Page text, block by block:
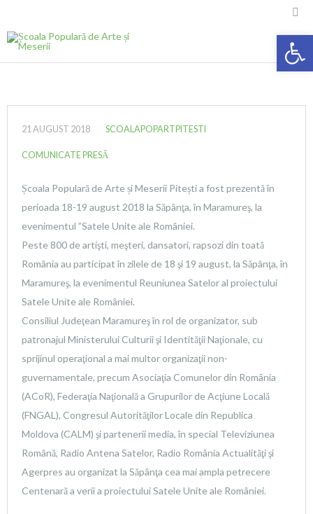

21 AUGUST 2018 SCOALAPOPARTPITESTI
COMUNICATE PRESĂ
Școala Populară de Arte și Meserii Pitești a fost prezentă în
perioada 18-19 august 2018 la Săpânţa, în Maramureş, la
evenimentul ”Satele Unite ale României.
Peste 800 de artişti, meşteri, dansatori, rapsozi din toată
România au participat în zilele de 18 şi 19 august, la Săpânţa, în
Maramureş, la evenimentul Reuniunea Satelor al proiectului
Satele Unite ale României.
Consiliul Judeţean Maramureş în rol de organizator, sub
patronajul Ministerului Culturii şi Identităţii Naţionale, cu
sprijinul operaţional a mai multor organizaţii non-
guvernamentale, precum Asociaţia Comunelor din România
(ACoR), Federaţia Naţională a Grupurilor de Acţiune Locală
(FNGAL), Congresul Autorităţilor Locale din Republica
Moldova (CALM) şi partenerii media, în special Televiziunea
Română, Radio Antena Satelor, Radio România Actualităţi şi
Agerpres au organizat la Săpânţa cea mai ampla petrecere
Centenară a verii a proiectului Satele Unite ale României.
Deschide